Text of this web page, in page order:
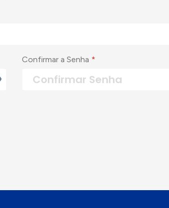
Confirmar a Senha *